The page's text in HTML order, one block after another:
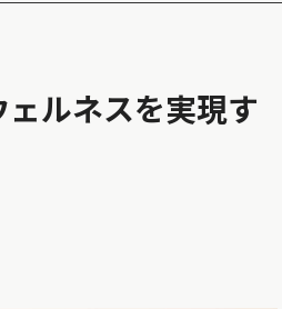
ルネスを実現す